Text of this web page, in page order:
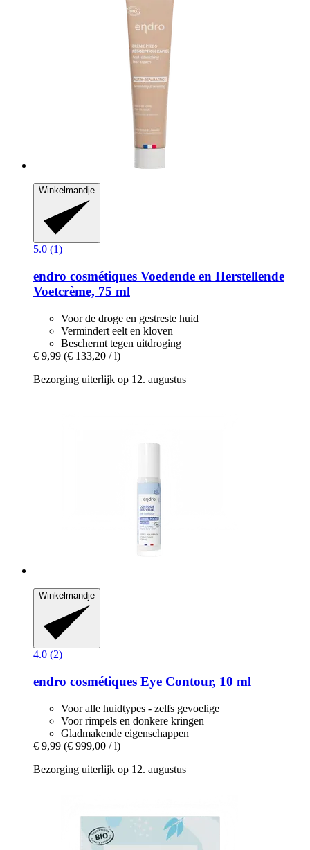
Winkelmandje
5.0 (1)
endro cosmétiques Voedende en Herstellende
Voetcrème, 75 ml
Voor de droge en gestreste huid
Vermindert eelt en kloven
Beschermt tegen uitdroging
€ 9,99 (€ 133,20 / l)
Bezorging uiterlijk op 12. augustus
Winkelmandje
4.0 (2)
endro cosmétiques Eye Contour, 10 ml
Voor alle huidtypes - zelfs gevoelige
Voor rimpels en donkere kringen
Gladmakende eigenschappen
€ 9,99 (€ 999,00 / l)
Bezorging uiterlijk op 12. augustus